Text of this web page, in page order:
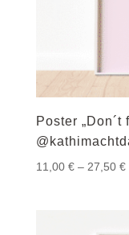
Poster „Don´t
11,00 € – 27,50 €